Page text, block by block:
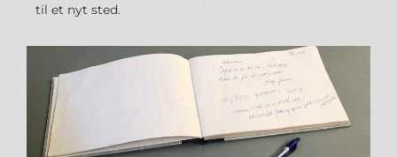
til et nyt sted.